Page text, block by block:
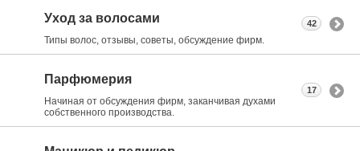
Уход за волосами
Типы волос, отзывы, советы, обсуждение фирм.
42
Парфюмерия
Начиная от обсуждения фирм, заканчивая духами
собственного производства.
17